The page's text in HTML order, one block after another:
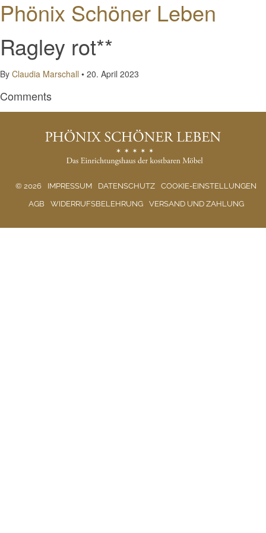
Phönix Schöner Leben
Ragley rot**
By Claudia Marschall • 20. April 2023
Comments
© 2026 IMPRESSUM DATENSCHUTZ
COOKIE-EINSTELLUNGEN
AGB
WIDERRUFSBELEHRUNG VERSAND UND ZAHLUNG